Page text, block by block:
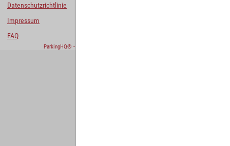
Datenschutzrichtlinie
Impressum
FAQ
ParkingHQ® - eine Lösung von